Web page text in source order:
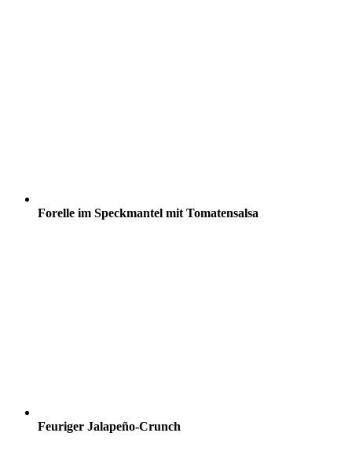
Forelle im Speckmantel mit Tomatensalsa
Feuriger Jalapeño-Crunch